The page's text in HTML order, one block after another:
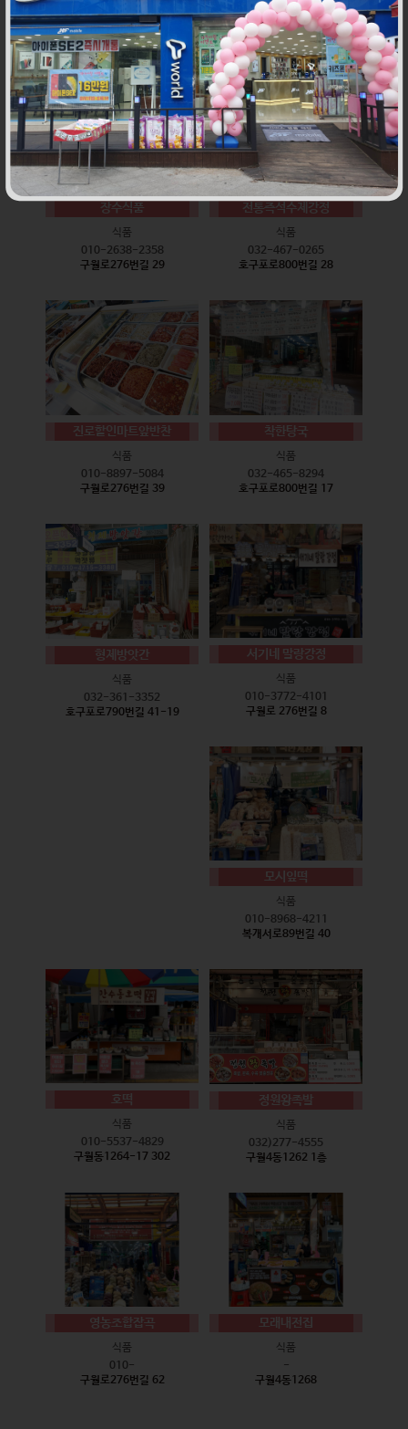
010-9528-3759
구월로276번길 17
식품
032-468-6024
구월로276번길 29
장수식품
식품
010-2638-2358
구월로276번길 29
전통즉석수제강정
식품
032-467-0265
호구포로800번길 28
진로할인마트앞반찬
식품
010-8897-5084
구월로276번길 39
착한탕국
식품
032-465-8294
호구포로800번길 17
형제방앗간
식품
032-361-3352
호구포로790번길 41-19
서기네 말랑강정
식품
010-3772-4101
구월로 276번길 8
모시잎떡
식품
010-8968-4211
복개서로89번길 40
호떡
식품
010-5537-4829
구월동1264-17 302
정원왕족발
식품
032)277-4555
구월4동1262 1층
영농조합잡곡
식품
010-
구월로276번길 62
모래내전집
식품
-
구월4동1268